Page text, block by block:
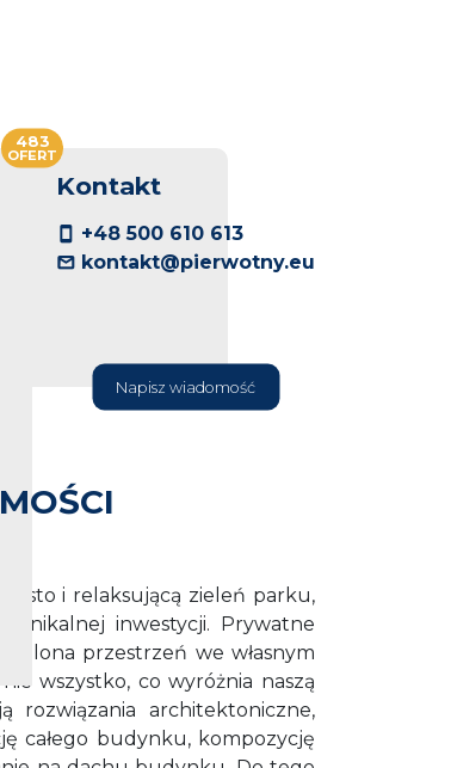
Kontakt
+48 500 610 613
kontakt@pierwotny.eu
Napisz wiadomość
483
OFERT
i relaksującą zieleń parku,
unikalnej inwestycji. Prywatne
przestrzeń we własnym
wszystko, co wyróżnia naszą
rozwiązania architektoniczne,
całego budynku, kompozycję